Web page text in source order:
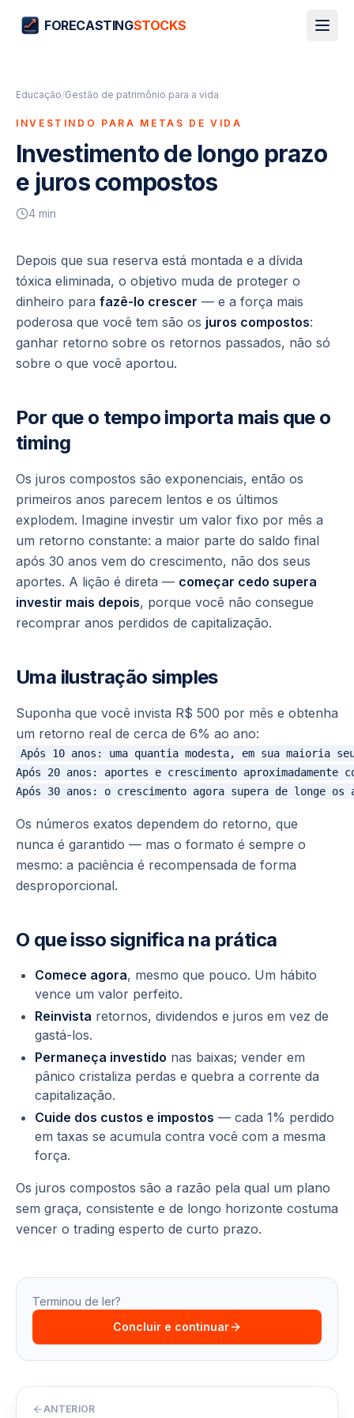
FORECASTINGSTOCKS
Educação/Gestão de patrimônio para a vida
INVESTINDO PARA METAS DE VIDA
Investimento de longo prazo
e juros compostos
4 min
Depois que sua reserva está montada e a dívida
tóxica eliminada, o objetivo muda de proteger o
dinheiro para fazê-lo crescer — e a força mais
poderosa que você tem são os juros compostos:
ganhar retorno sobre os retornos passados, não só
sobre o que você aportou.
Por que o tempo importa mais que o
timing
Os juros compostos são exponenciais, então os
primeiros anos parecem lentos e os últimos
explodem. Imagine investir um valor fixo por mês a
um retorno constante: a maior parte do saldo final
após 30 anos vem do crescimento, não dos seus
aportes. A lição é direta — começar cedo supera
investir mais depois, porque você não consegue
recomprar anos perdidos de capitalização.
Uma ilustração simples
Suponha que você invista R$ 500 por mês e obtenha
um retorno real de cerca de 6% ao ano:
Após 10 anos: uma quantia modesta, em sua maioria
Após 20 anos: aportes e crescimento aproximadamente
Os números exatos dependem do retorno, que
nunca é garantido — mas o formato é sempre o
mesmo: a paciência é recompensada de forma
desproporcional.
O que isso significa na prática
Comece agora, mesmo que pouco. Um hábito
vence um valor perfeito.
Reinvista retornos, dividendos e juros em vez de
gastá-los.
Permaneça investido nas baixas; vender em
pânico cristaliza perdas e quebra a corrente da
capitalização.
Cuide dos custos e impostos — cada 1% perdido
em taxas se acumula contra você com a mesma
força.
Os juros compostos são a razão pela qual um plano
sem graça, consistente e de longo horizonte costuma
vencer o trading esperto de curto prazo.
Terminou de ler?
Concluir e continuar
ANTERIOR